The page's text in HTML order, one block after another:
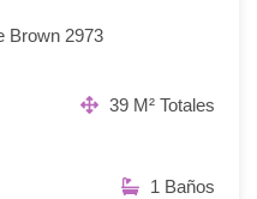
Brown 2973
39 M² Totales
1 Baños